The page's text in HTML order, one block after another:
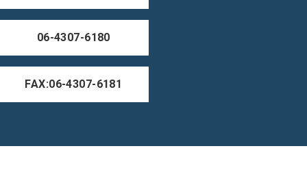
06-4307-6180
FAX:06-4307-6181